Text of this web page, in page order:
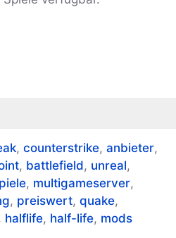
, counterstrike, anbieter,
, battlefield, unreal,
, multigameserver,
, preiswert, quake,
halflife, half-life, mods